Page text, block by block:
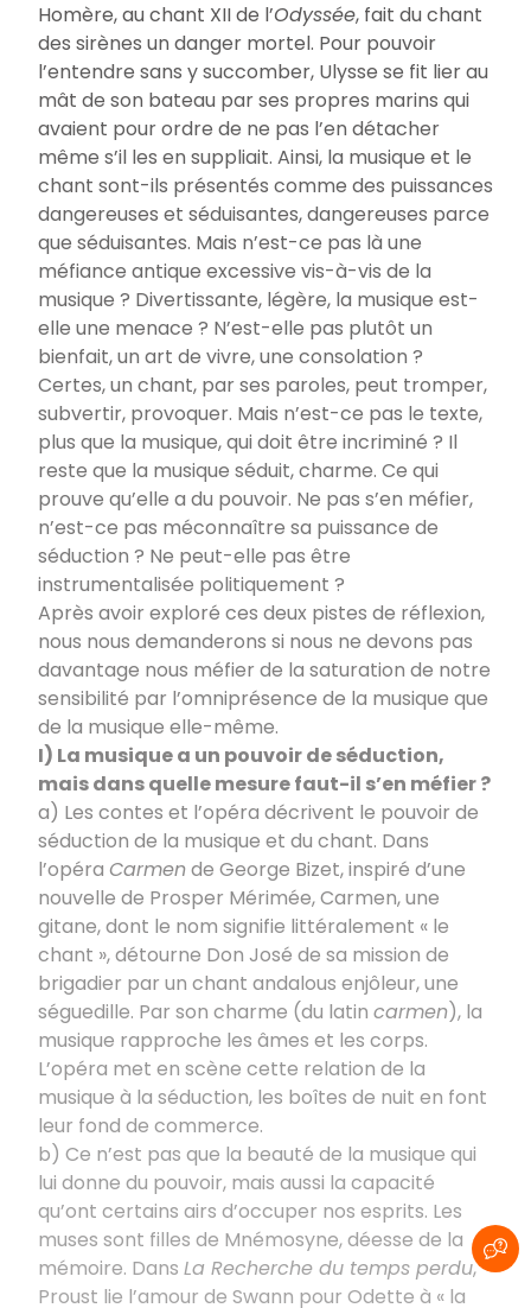
Homère, au chant XII de l’Odyssée, fait du chant
des sirènes un danger mortel. Pour pouvoir
l’entendre sans y succomber, Ulysse se fit lier au
mât de son bateau par ses propres marins qui
avaient pour ordre de ne pas l’en détacher
même s’il les en suppliait. Ainsi, la musique et le
chant sont-ils présentés comme des puissances
dangereuses et séduisantes, dangereuses parce
que séduisantes. Mais n’est-ce pas là une
méfiance antique excessive vis-à-vis de la
musique ? Divertissante, légère, la musique est-
elle une menace ? N’est-elle pas plutôt un
bienfait, un art de vivre, une consolation ?
Certes, un chant, par ses paroles, peut tromper,
subvertir, provoquer. Mais n’est-ce pas le texte,
plus que la musique, qui doit être incriminé ? Il
reste que la musique séduit, charme. Ce qui
prouve qu’elle a du pouvoir. Ne pas s’en méfier,
n’est-ce pas méconnaître sa puissance de
séduction ? Ne peut-elle pas être
instrumentalisée politiquement ?
Après avoir exploré ces deux pistes de réflexion,
nous nous demanderons si nous ne devons pas
davantage nous méfier de la saturation de notre
sensibilité par l’omniprésence de la musique que
de la musique elle-même.
I) La musique a un pouvoir de séduction,
mais dans quelle mesure faut-il s’en méfier ?
a) Les contes et l’opéra décrivent le pouvoir de
séduction de la musique et du chant. Dans
l’opéra Carmende George Bizet, inspiré d’une
nouvelle de Prosper Mérimée, Carmen, une
gitane, dont le nom signifie littéralement « le
chant », détourne Don José de sa mission de
brigadier par un chant andalous enjôleur, une
séguedille. Par son charme (du latin carmen), la
musique rapproche les âmes et les corps.
L’opéra met en scène cette relation de la
musique à la séduction, les boîtes de nuit en font
leur fond de commerce.
b) Ce n’est pas que la beauté de la musique qui
lui donne du pouvoir, mais aussi la capacité
qu’ont certains airs d’occuper nos esprits. Les
muses sont filles de Mnémosyne, déesse de la
mémoire. Dans La Recherche du temps perdu,
Proust lie l’amour de Swann pour Odette à « la